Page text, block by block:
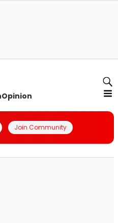
Opinion
Join Community